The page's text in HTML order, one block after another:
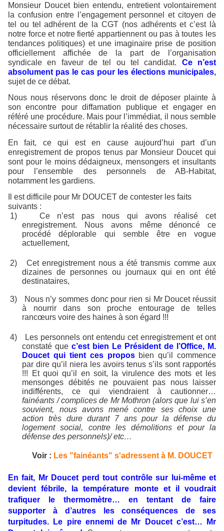
Monsieur Doucet bien entendu, entretient volontairement
la confusion entre l’engagement personnel et citoyen de
tel ou tel adhérent de la CGT (nos adhérents et c’est là
notre force et notre fierté appartiennent ou pas à toutes les
tendances politiques) et une imaginaire prise de position
officiellement affichée de la part de l’organisation
syndicale en faveur de tel ou tel candidat. Ce n’est
absolument pas le cas pour les élections municipales,
sujet de ce débat.
Nous nous réservons donc le droit de déposer plainte à
son encontre pour diffamation publique et engager en
référé une procédure. Mais pour l’immédiat, il nous semble
nécessaire surtout de rétablir la réalité des choses.
En fait, ce qui est en cause aujourd’hui part d’un
enregistrement de propos tenus par Monsieur Doucet qui
sont pour le moins dédaigneux, mensongers et insultants
pour l’ensemble des personnels de AB-Habitat,
notamment les gardiens.
Il est difficile pour Mr DOUCET de contester les faits
suivants :
1)
Ce n’est pas nous qui avons réalisé cet
enregistrement. Nous avons même dénoncé ce
procédé déplorable qui semble être en vogue
actuellement,
2)
Cet enregistrement nous a été transmis comme aux
dizaines de personnes ou journaux qui en ont été
destinataires,
3)
Nous n’y sommes donc pour rien si Mr Doucet réussit
à nourrir dans son proche entourage de telles
rancœurs voire des haines à son égard !!!
4)
Les personnels ont entendu cet enregistrement et ont
constaté quec’est bien Le Président de l’Office, M.
Doucet qui tient ces proposbien qu’il commence
par dire qu’il niera les avoirs tenus s’ils sont rapportés
!!! Et quoi qu’il en soit, la virulence des mots et les
mensonges débités ne pouvaient pas nous laisser
indifférents, ce qui viendraient à cautionner…
fainéants / complices de Mr Mothron (alors que lui s’en
souvient, nous avons mené contre ses choix une
action très dure durant 7 ans pour la défense du
logement social, contre les démolitions et pour la
défense des personnels)/ etc…
Voir : Les "fainéants" s'adressent à M. DOUCET
En fait, Mr Doucet perd tout contrôle sur lui-même et
devient fébrile, la température monte et il voudrait
trafiquer le thermomètre… en tentant de faire
supporter à d’autres les conséquences de ses
turpitudes. Le pire ennemi de Mr Doucet c’est… Mr